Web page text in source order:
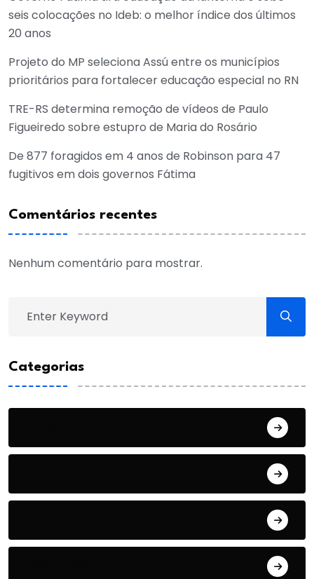
seis colocações no Ideb: o melhor índice dos últimos
20 anos
Projeto do MP seleciona Assú entre os municípios
prioritários para fortalecer educação especial no RN
TRE-RS determina remoção de vídeos de Paulo
Figueiredo sobre estupro de Maria do Rosário
De 877 foragidos em 4 anos de Robinson para 47
fugitivos em dois governos Fátima
Comentários recentes
Nenhum comentário para mostrar.
Categorias